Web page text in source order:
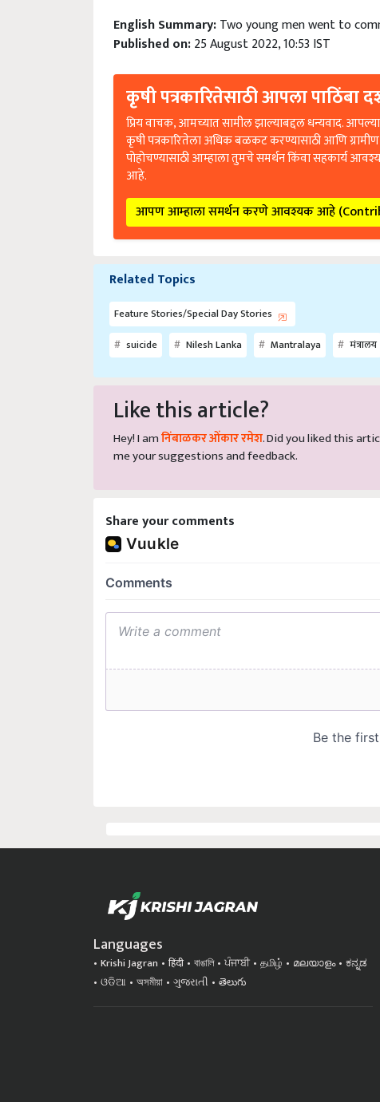
English Summary:Two young men went to
Published on:25 August 2022, 10:53 IST
कृषी पत्रकारितेसाठी आपला पाठिंबा
प्रिय वाचक, आमच्यात सामील झाल्याबद्दल धन्यवाद.
कृषी पत्रकारितेला अधिक बळकट करण्यासाठी आणि
पोहोचण्यासाठी आम्हाला तुमचे समर्थन किंवा सहकार्य
आहे.
आपण आम्हाला समर्थन करणे आवश्यक आहे
Related Topics
Feature Stories/Special Day Stories
suicide
Nilesh Lanka Mantralaya मंत्रालय
Like this article?
Hey! I amनिंबाळकर ओंकार रमेश. Did you liked this
me your suggestions and feedback.
Share your comments
Languages
Krishi Jagran हिंदी বাঙালি ਪੰਜਾਬੀ தமிழ் മലയാളം
ಕನ್ನಡ
ଓଡିଆ
অসমীয়া ગુજરાતી తెలుగు